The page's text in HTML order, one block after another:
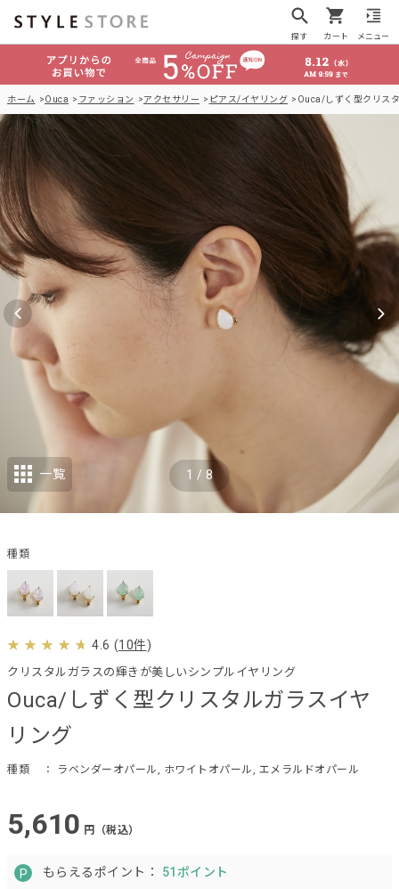
探す カート メニュー
ホーム Ouca ファッション アクセサリー ピアス/イヤリング Ouca/しずく型クリス
Ouca/しずく型クリスタルガラスイヤ
リング
クリスタルガラスの輝きが美しいシンプルイヤリング
種類 ： ラベンダーオパール, ホワイトオパール, エメラルドオパール
4.6 (10件)
5,610 円（税込）
もらえるポイント： 51ポイント
1 / 8
一覧
種類